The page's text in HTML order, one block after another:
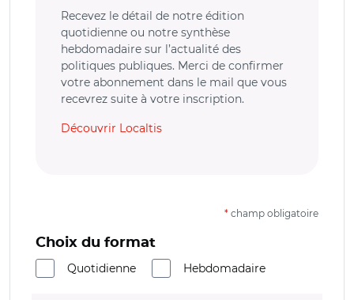
Recevez le détail de notre édition
quotidienne ou notre synthèse
hebdomadaire sur l’actualité des
politiques publiques. Merci de confirmer
votre abonnement dans le mail que vous
recevrez suite à votre inscription.
Découvrir Localtis
* champ obligatoire
Choix du format
Quotidienne
Hebdomadaire